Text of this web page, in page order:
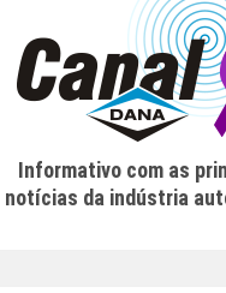
Informativo com as
notícias da indústria